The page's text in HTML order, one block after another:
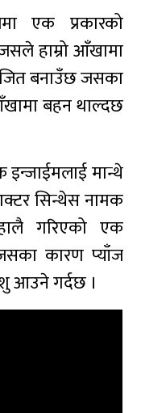
एक प्रकारको
हाम्रो आँखामा
बनाउँछ जसका
बहन थाल्दछ
मान्थे
सिन्थेस नामक
गरिएको एक
कारण प्याँज
आउने गर्दछ ।